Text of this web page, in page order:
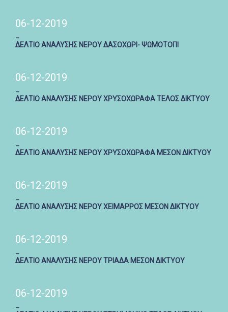
06-12-2019
ΔΕΛΤΙΟ ΑΝΑΛΥΣΗΣ ΝΕΡΟΥ ΔΑΣΟΧΩΡΙ- ΨΩΜΟΤΟΠΙ
06-12-2019
ΔΕΛΤΙΟ ΑΝΑΛΥΣΗΣ ΝΕΡΟΥ ΧΡΥΣΟΧΩΡΑΦΑ ΤΕΛΟΣ ΔΙΚΤΥΟΥ
06-12-2019
ΔΕΛΤΙΟ ΑΝΑΛΥΣΗΣ ΝΕΡΟΥ ΧΡΥΣΟΧΩΡΑΦΑ ΜΕΣΟΝ ΔΙΚΤΥΟΥ
06-12-2019
ΔΕΛΤΙΟ ΑΝΑΛΥΣΗΣ ΝΕΡΟΥ ΧΕΙΜΑΡΡΟΣ ΜΕΣΟΝ ΔΙΚΤΥΟΥ
06-12-2019
ΔΕΛΤΙΟ ΑΝΑΛΥΣΗΣ ΝΕΡΟΥ ΤΡΙΑΔΑ ΜΕΣΟΝ ΔΙΚΤΥΟΥ
06-12-2019